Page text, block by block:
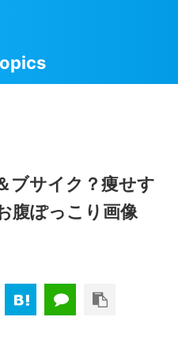
ブサイク？痩せす
腹ぽっこり画像